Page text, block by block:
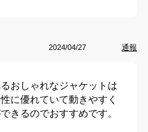
2024/04/27 通報
おしゃれなジャケットは
に優れていて動きやすく
きるのでおすすめです。